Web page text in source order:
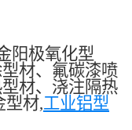
阳极氧化型
材、氟碳漆喷
材、浇注隔热
型材,工业铝型